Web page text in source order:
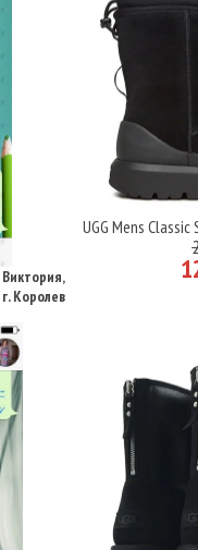
Виктория,
г. Королев
UGG Mens